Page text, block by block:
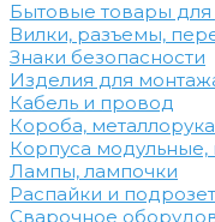
Бытовые товары
Вилки, разъемы,
Знаки безопасности
Изделия для
Кабель и провод
Короба,
Корпуса модульные,
Лампы, лампочки
Распайки и
Сварочное